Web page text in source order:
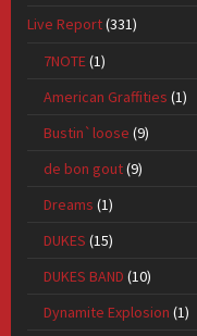
Live Report(331)
7NOTE(1)
American Graffities (1)
Bustin`loose (9)
de bon gout(9)
Dreams (1)
DUKES (15)
DUKES BAND (10)
Dynamite Explosion (1)